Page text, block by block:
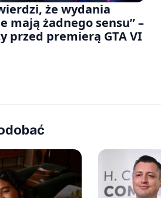
że wydania
mają żadnego sensu” –
przed premierą GTA VI